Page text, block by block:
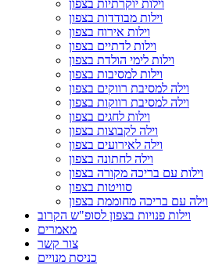
וילות יוקרתיות בצפון
וילות מבודדות בצפון
וילות אירוח בצפון
וילות לדתיים בצפון
וילות לימי הולדת בצפון
וילות למסיבות בצפון
וילה למסיבת רווקים בצפון
וילה למסיבת רווקות בצפון
וילות לחגים בצפון
וילה לקבוצות בצפון
וילה לאירועים בצפון
וילה לחתונה בצפון
וילות עם בריכה מקורה בצפון
סוויטות בצפון
וילה עם בריכה מחוממת בצפון
וילות פנויות בצפון לסופ"ש הקרוב
מאמרים
צור קשר
כניסת מנויים